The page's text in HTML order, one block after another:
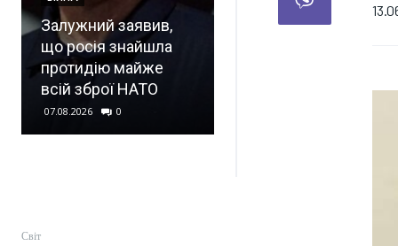
Залужний заявив,
що росія знайшла
протидію майже
всій зброї НАТО
07.08.2026 0
ID4: новий
електрокросовер
Світ